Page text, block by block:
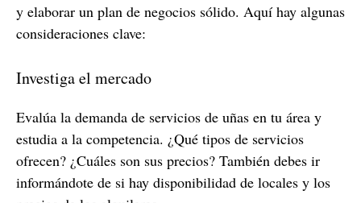
y elaborar un plan de negocios sólido. Aquí hay algunas
consideraciones clave:
Investiga el mercado
Evalúa la demanda de servicios de uñas en tu área y
estudia a la competencia. ¿Qué tipos de servicios
ofrecen? ¿Cuáles son sus precios? También debes ir
informándote de si hay disponibilidad de locales y los